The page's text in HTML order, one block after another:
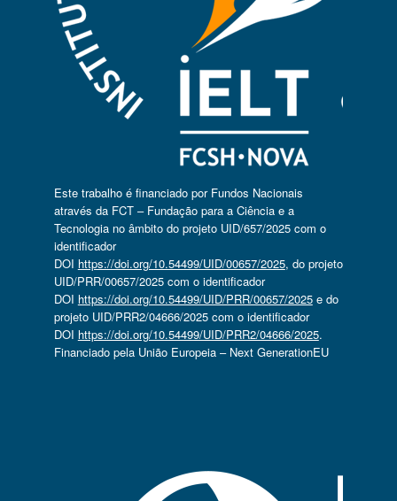
Este trabalho é financiado por Fundos Nacionais
através da FCT – Fundação para a Ciência e a
Tecnologia no âmbito do projeto UID/657/2025 com o
identificador
DOI https://doi.org/10.54499/UID/00657/2025, do projeto
UID/PRR/00657/2025 com o identificador
DOI https://doi.org/10.54499/UID/PRR/00657/2025e do
projeto UID/PRR2/04666/2025 com o identificador
DOI https://doi.org/10.54499/UID/PRR2/04666/2025.
Financiado pela União Europeia – Next GenerationEU